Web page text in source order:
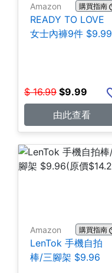
Amazon 購買指南
READY TO LOVE
女士內褲9件 $9.99
$ 16.99 $9.99
由此查看
Amazon 購買指南
LenTok 手機自拍
棒/三腳架 $9.96